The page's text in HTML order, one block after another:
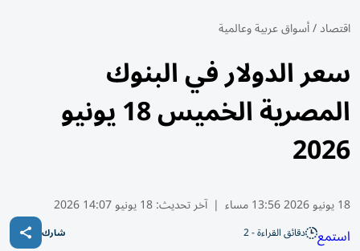
اقتصاد/أسواق عربية وعالمية
سعر الدولار في البنوك
المصرية الخميس 18 يونيو
2026
18 يونيو 2026 13:56 مساء | آخر تحديث:18 يونيو 14:07 2026
استمع دقائق القراءة - 2 شارك